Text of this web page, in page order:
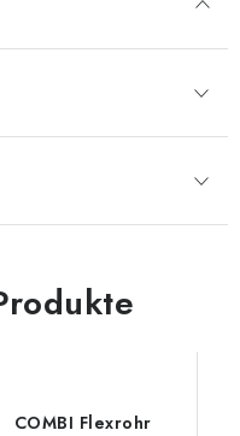
COMBI Flexrohr